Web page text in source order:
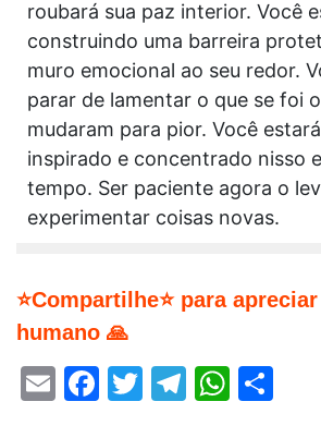
roubará sua paz interior. Você
construindo uma barreira
muro emocional ao seu redor.
parar de lamentar o que se foi
mudaram para pior. Você
inspirado e concentrado nisso
tempo. Ser paciente agora o
experimentar coisas novas.
⭐Compartilhe⭐ para
humano 🙏
EmailFacebook
Twitter
Telegram